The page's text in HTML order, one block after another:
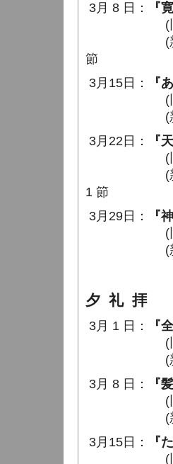
3月 8 日：
『
(旧約聖書
(新約聖書)
節
3月15日：
『
(旧約聖
(新約聖書)
3月22日：
『
(旧約聖書
(新約聖書)
1 節
3月29日：
『
(旧約聖
(新約聖書)
夕 礼 拝
3月 1 日：
『
(旧約聖書
(新約聖書
3月 8 日：
『
(旧約聖書
(新約聖書)
3月15日：
『
(旧約聖書